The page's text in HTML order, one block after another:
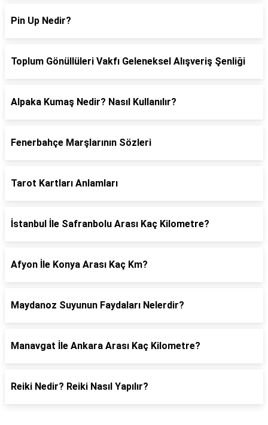
Pin Up Nedir?
Toplum Gönüllüleri Vakfı Geleneksel Alışveriş Şenliği
Alpaka Kumaş Nedir? Nasıl Kullanılır?
Fenerbahçe Marşlarının Sözleri
Tarot Kartları Anlamları
İstanbul İle Safranbolu Arası Kaç Kilometre?
Afyon İle Konya Arası Kaç Km?
Maydanoz Suyunun Faydaları Nelerdir?
Manavgat İle Ankara Arası Kaç Kilometre?
Reiki Nedir? Reiki Nasıl Yapılır?